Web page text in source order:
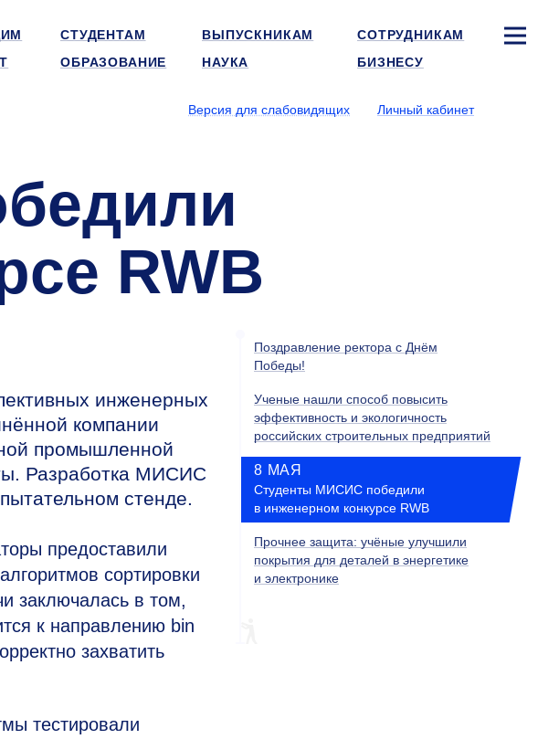
СТУДЕНТАМ ВЫПУСКНИКАМ
СОТРУДНИКАМ
ОБРАЗОВАНИЕ НАУКА БИЗНЕСУ
Версия для слабовидящих
Личный кабинет
RWB
инженерных
компании
промышленной
Разработка МИСИС
стенде.
предоставили
сортировки
заключалась в том,
к направлению bin
захватить
тестировали
Поздравление ректора с Днём
Победы!
Ученые нашли способ повысить
эффективность и экологичность
российских строительных предприятий
8 МАЯ
Студенты МИСИС победили
в инженерном конкурсе RWB
Прочнее защита: учёные улучшили
покрытия для деталей в энергетике
и электронике